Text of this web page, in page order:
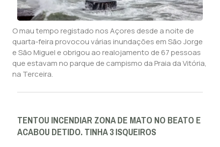
O mau tempo registado nos Açores desde a noite de
quarta-feira provocou várias inundações em São Jorge
e São Miguel e obrigou ao realojamento de 67 pessoas
que estavam no parque de campismo da Praia da Vitória,
na Terceira.
TENTOU INCENDIAR ZONA DE MATO NO BEATO E
ACABOU DETIDO. TINHA 3 ISQUEIROS